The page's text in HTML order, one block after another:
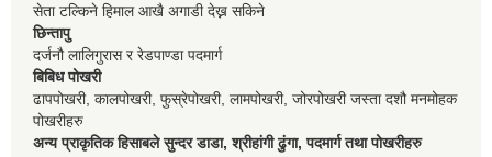
सेता टल्किने हिमाल आखै अगाडी देख्न सकिने
छिन्तापु
दर्जनौ लालिगुरास र रेडपाण्डा पदमार्ग
बिबिध पोखरी
ढापपोखरी, कालपोखरी, फुस्रेपोखरी, लामपोखरी, जोरपोखरी जस्ता दशौ मनमोहक
पोखरीहरु
अन्य प्राकृतिक हिसाबले सुन्दर डाडा, श्रीहांगी ढुंगा, पदमार्ग तथा पोखरीहरु